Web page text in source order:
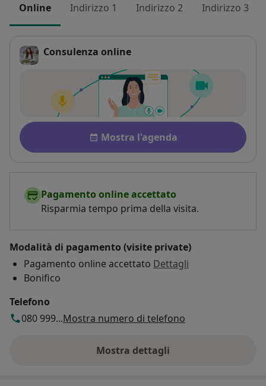
Online Indirizzo 1 Indirizzo 2 Indirizzo 3
Consulenza online
Disponibilità
Mostra l'agenda
Pagamento online accettato
Risparmia tempo prima della visita.
Modalità di pagamento (visite private)
Pagamento online accettato Dettagli
Bonifico
Telefono
080 999...Mostra numero di telefono
Mostra dettagli
sull'indirizzo